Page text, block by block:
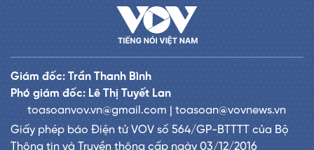
Giám đốc: Trần Thanh Bình
Phó giám đốc: Lê Thị Tuyết Lan
toasoanvov.vn@gmail.com | toasoan@vovnews.vn
Giấy phép báo Điện tử VOV số 564/GP-BTTTT của Bộ
Thông tin và Truyền thông cấp ngày 03/12/2016